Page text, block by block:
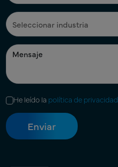
He leído la política de privacidad